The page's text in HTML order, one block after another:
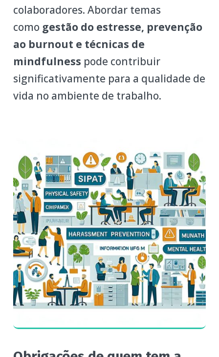
colaboradores. Abordar temas
como gestão do estresse, prevenção
ao burnout e técnicas de
mindfulness pode contribuir
significativamente para a qualidade de
vida no ambiente de trabalho.